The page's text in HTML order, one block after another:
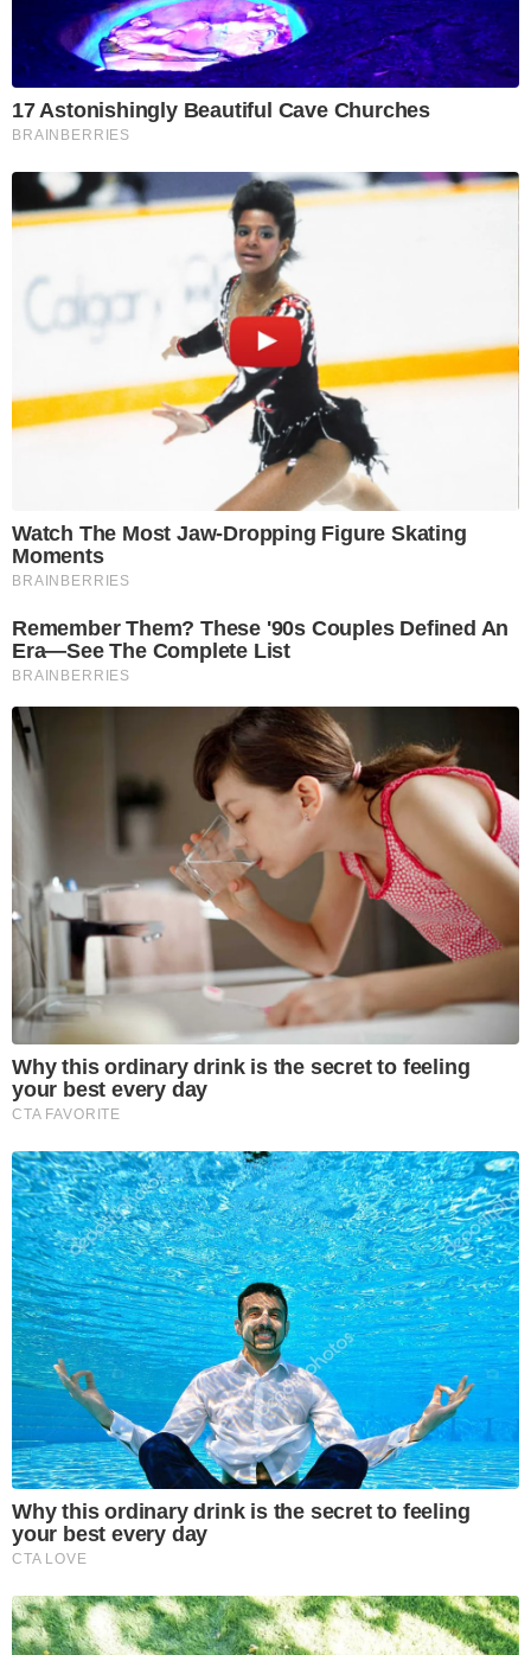
17 Astonishingly Beautiful Cave Churches
BRAINBERRIES
Watch The Most Jaw‑Dropping Figure Skating
Moments
BRAINBERRIES
Remember Them? These '90s Couples Defined An
Era—See The Complete List
BRAINBERRIES
Why this ordinary drink is the secret to feeling
your best every day
CTA FAVORITE
Why this ordinary drink is the secret to feeling
your best every day
CTA LOVE